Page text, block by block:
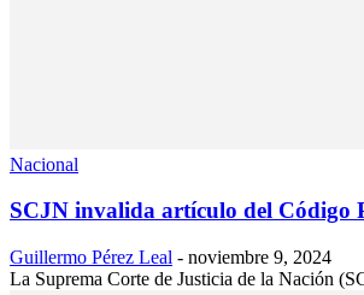
Nacional
SCJN invalida artículo del Código
Guillermo Pérez Leal - noviembre 9, 2024
La Suprema Corte de Justicia de la Nación